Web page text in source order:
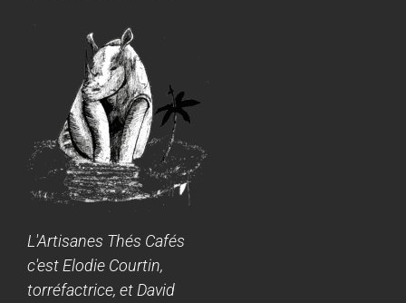
L'Artisanes Thés Cafés
c'est Elodie Courtin,
torréfactrice, et David